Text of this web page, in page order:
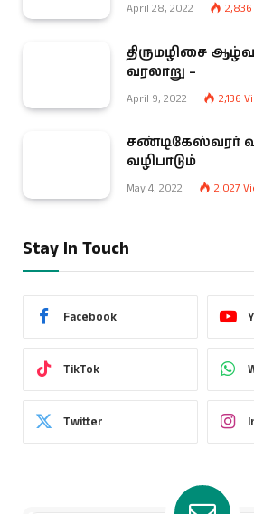
April 28, 2022 2,836
திருமழிசை
வரலாறு –
April 9, 2022 2,136
சண்டிகேஸ்வரர்
வழிபாடும்
May 4, 2022 2,027
Stay In Touch
Facebook
TikTok
Twitter